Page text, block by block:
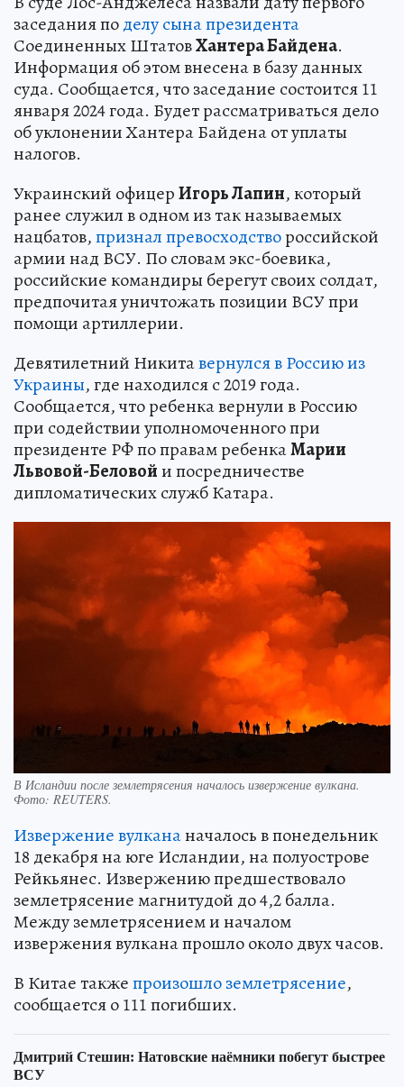
заседания поделу сына президента
Соединенных ШтатовХантера Байдена.
Информация об этом внесена в базу данных
суда. Сообщается, что заседание состоится 11
января 2024 года. Будет рассматриваться дело
об уклонении Хантера Байдена от уплаты
налогов.
Украинский офицерИгорь Лапин, который
ранее служил в одном из так называемых
нацбатов,признал превосходствороссийской
армии над ВСУ. По словам экс-боевика,
российские командиры берегут своих солдат,
предпочитая уничтожать позиции ВСУ при
помощи артиллерии.
Девятилетний Никитавернулся в Россию из
Украины, где находился с 2019 года.
Сообщается, что ребенка вернули в Россию
при содействии уполномоченного при
президенте РФ по правам ребенкаМарии
Львовой-Беловойи посредничестве
дипломатических служб Катара.
В Исландии после землетрясения началось извержение вулкана.
Фото: REUTERS.
Извержение вулкананачалось в понедельник
18 декабря на юге Исландии, на полуострове
Рейкьянес. Извержению предшествовало
землетрясение магнитудой до 4,2 балла.
Между землетрясением и началом
извержения вулкана прошло около двух часов.
В Китае такжепроизошло землетрясение,
сообщается о 111 погибших.